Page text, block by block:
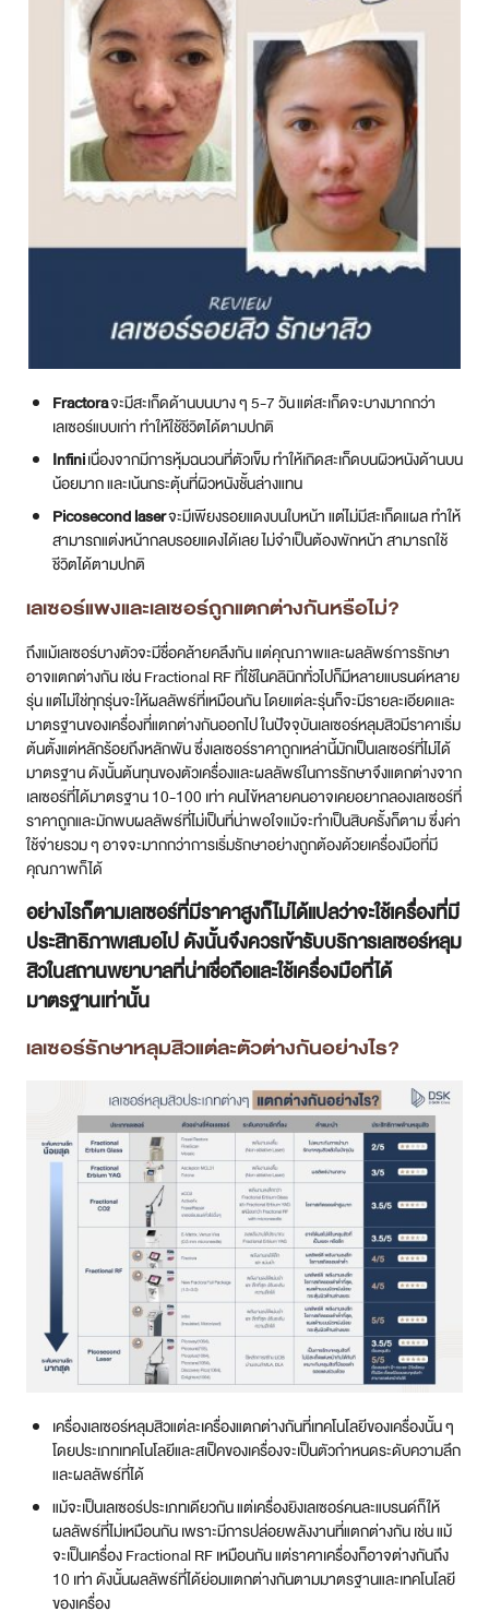
Fractoraจะมีสะเก็ดด้านบนบาง ๆ 5-7 วัน แต่สะเก็ดจะบางมากกว่า
เลเซอร์แบบเก่า ทำให้ใช้ชีวิตได้ตามปกติ
Infiniเนื่องจากมีการหุ้มฉนวนที่ตัวเข็ม ทำให้เกิดสะเก็ดบนผิวหนังด้านบน
น้อยมาก และเน้นกระตุ้นที่ผิวหนังชั้นล่างแทน
Picosecond laserจะมีเพียงรอยแดงบนใบหน้า แต่ไม่มีสะเก็ดแผล ทำให้
สามารถแต่งหน้ากลบรอยแดงได้เลย ไม่จำเป็นต้องพักหน้า สามารถใช้
ชีวิตได้ตามปกติ
เลเซอร์แพงและเลเซอร์ถูกแตกต่างกันหรือไม่?
ถึงแม้เลเซอร์บางตัวจะมีชื่อคล้ายคลึงกัน แต่คุณภาพและผลลัพธ์การรักษา
อาจแตกต่างกัน เช่น Fractional RF ที่ใช้ในคลินิกทั่วไปก็มีหลายแบรนด์หลาย
รุ่น แต่ไม่ใช่ทุกรุ่นจะให้ผลลัพธ์ที่เหมือนกัน โดยแต่ละรุ่นก็จะมีรายละเอียดและ
มาตรฐานของเครื่องที่แตกต่างกันออกไป ในปัจจุบันเลเซอร์หลุมสิวมีราคาเริ่ม
ต้นตั้งแต่หลักร้อยถึงหลักพัน ซึ่งเลเซอร์ราคาถูกเหล่านี้มักเป็นเลเซอร์ที่ไม่ได้
มาตรฐาน ดังนั้นต้นทุนของตัวเครื่องและผลลัพธ์ในการรักษาจึงแตกต่างจาก
เลเซอร์ที่ได้มาตรฐาน 10-100 เท่า คนไข้หลายคนอาจเคยอยากลองเลเซอร์ที่
ราคาถูกและมักพบผลลัพธ์ที่ไม่เป็นที่น่าพอใจแม้จะทำเป็นสิบครั้งก็ตาม ซึ่งค่า
ใช้จ่ายรวม ๆ อาจจะมากกว่าการเริ่มรักษาอย่างถูกต้องด้วยเครื่องมือที่มี
คุณภาพก็ได้
อย่างไรก็ตามเลเซอร์ที่มีราคาสูงก็ไม่ได้แปลว่าจะใช้เครื่องที่มี
ประสิทธิภาพเสมอไป ดังนั้นจึงควรเข้ารับบริการเลเซอร์หลุม
สิวในสถานพยาบาลที่น่าเชื่อถือและใช้เครื่องมือที่ได้
มาตรฐานเท่านั้น
เลเซอร์รักษาหลุมสิวแต่ละตัวต่างกันอย่างไร?
เครื่องเลเซอร์หลุมสิวแต่ละเครื่องแตกต่างกันที่เทคโนโลยีของเครื่องนั้น ๆ
โดยประเภทเทคโนโลยีและสเป็คของเครื่องจะเป็นตัวกำหนดระดับความลึก
และผลลัพธ์ที่ได้
แม้จะเป็นเลเซอร์ประเภทเดียวกัน แต่เครื่องยิงเลเซอร์คนละแบรนด์ก็ให้
ผลลัพธ์ที่ไม่เหมือนกัน เพราะมีการปล่อยพลังงานที่แตกต่างกัน เช่น แม้
จะเป็นเครื่อง Fractional RF เหมือนกัน แต่ราคาเครื่องก็อาจต่างกันถึง
10 เท่า ดังนั้นผลลัพธ์ที่ได้ย่อมแตกต่างกันตามมาตรฐานและเทคโนโลยี
ของเครื่อง